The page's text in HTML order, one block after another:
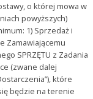
o której mowa w
powyższych)
1) Sprzedaż i
Zamawiającemu
SPRZĘTU z Zadania
(zwane dalej
które
będzie na terenie